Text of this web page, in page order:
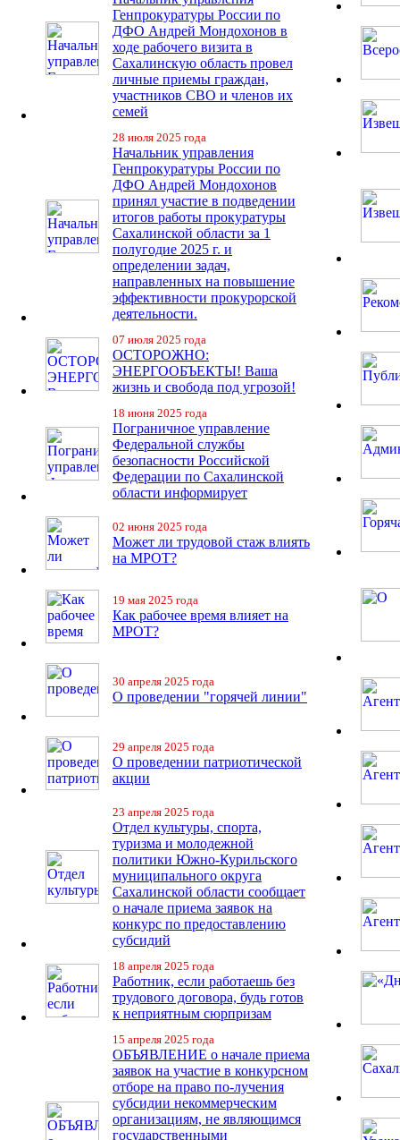
Генпрокуратуры России по
ДФО Андрей Мондохонов в
ходе рабочего визита в
Сахалинскую область провел
личные приемы граждан,
участников СВО и членов их
семей
28 июля 2025 года
Начальник управления
Генпрокуратуры России по
ДФО Андрей Мондохонов
принял участие в подведении
итогов работы прокуратуры
Сахалинской области за 1
полугодие 2025 г. и
определении задач,
направленных на повышение
эффективности прокурорской
деятельности.
07 июля 2025 года
ОСТОРОЖНО:
ЭНЕРГООБЪЕКТЫ! Ваша
жизнь и свобода под угрозой!
18 июня 2025 года
Пограничное управление
Федеральной службы
безопасности Российской
Федерации по Сахалинской
области информирует
02 июня 2025 года
Может ли трудовой стаж влиять
на МРОТ?
19 мая 2025 года
Как рабочее время влияет на
МРОТ?
30 апреля 2025 года
О проведении "горячей линии"
29 апреля 2025 года
О проведении патриотической
акции
23 апреля 2025 года
Отдел культуры, спорта,
туризма и молодежной
политики Южно-Курильского
муниципального округа
Сахалинской области сообщает
о начале приема заявок на
конкурс по предоставлению
субсидий
18 апреля 2025 года
Работник, если работаешь без
трудового договора, будь готов
к неприятным сюрпризам
15 апреля 2025 года
ОБЪЯВЛЕНИЕ о начале приема
заявок на участие в конкурсном
отборе на право по-лучения
субсидии некоммерческим
организациям, не являющимся
государственными